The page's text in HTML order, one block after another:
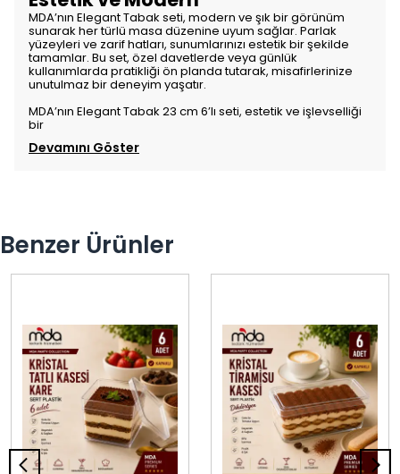
MDA’nın Elegant Tabak seti, modern ve şık bir görünüm
sunarak her türlü masa düzenine uyum sağlar. Parlak
yüzeyleri ve zarif hatları, sunumlarınızı estetik bir şekilde
tamamlar. Bu set, özel davetlerde veya günlük
kullanımlarda pratikliği ön planda tutarak, misafirlerinize
unutulmaz bir deneyim yaşatır.
MDA’nın Elegant Tabak 23 cm 6’lı seti, estetik ve işlevselliği
bir
Devamını Göster
Benzer Ürünler